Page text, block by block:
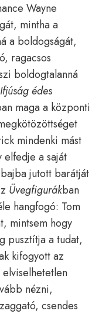
Wayne
mintha a
a boldogságát,
ragacsos
boldogtalanná
Ifjúság édes
maga a központi
mindenki mást
elfedje a saját
jutott barátját
Üvegfigurákban
hangfogó: Tom
mintsem hogy
pusztítja a tudat,
kifogyott az
nézni,
csendes